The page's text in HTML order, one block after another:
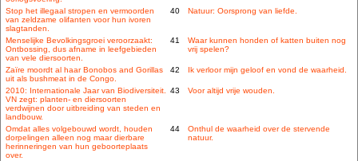
Stop het illegaal stropen en vermoorden
van zeldzame olifanten voor hun ivoren
slagtanden.
40 Natuur: Oorsprong van liefde.
Menselijke Bevolkingsgroei veroorzaakt:
Ontbossing, dus afname in leefgebieden
van vele diersoorten.
41
Waar kunnen honden of katten buiten nog
vrij spelen?
Zaïre moordt al haar Bonobos and Gorillas
uit als bushmeat in de Congo.
42 Ik verloor mijn geloof en vond de waarheid.
2010: Internationale Jaar van Biodiversiteit.
VN zegt: planten- en diersoorten
verdwijnen door uitbreiding van steden en
landbouw.
43 Voor altijd vrije wouden.
Omdat alles volgebouwd wordt, houden
dorpelingen alleen nog maar dierbare
herinneringen van hun geboorteplaats
over.
44
Onthul de waarheid over de stervende
natuur.